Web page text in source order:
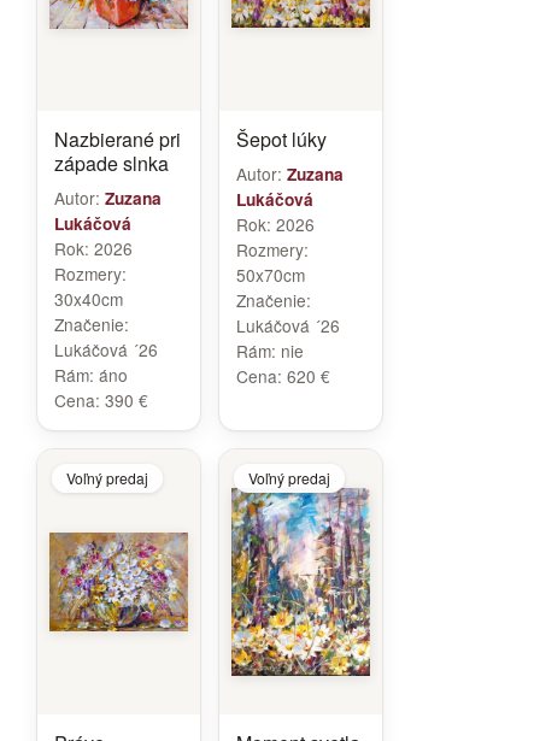
Nazbierané pri
západe slnka
Autor: Zuzana
Lukáčová
Rok: 2026
Rozmery:
30x40cm
Značenie:
Lukáčová ´26
Rám: áno
Cena: 390 €
Šepot lúky
Autor: Zuzana
Lukáčová
Rok: 2026
Rozmery:
50x70cm
Značenie:
Lukáčová ´26
Rám: nie
Cena: 620 €
Voľný predaj Voľný predaj